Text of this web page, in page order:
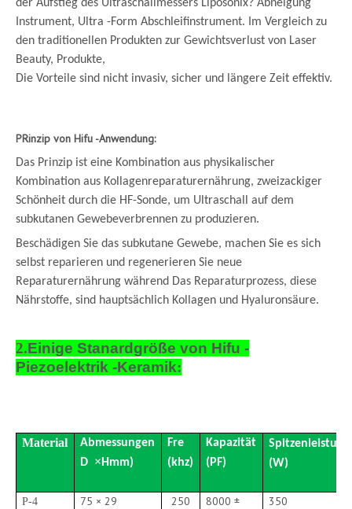
der Aufstieg des Ultraschallmessers Liposonix? Abneigung
Instrument, Ultra -Form Abschleifinstrument. Im Vergleich zu
den traditionellen Produkten zur Gewichtsverlust von Laser
Beauty, Produkte,
Die Vorteile sind nicht invasiv, sicher und längere Zeit effektiv.
PRinzip von Hifu -Anwendung:
Das Prinzip ist eine Kombination aus physikalischer
Kombination aus Kollagenreparaturernährung, zweizackiger
Schönheit durch die HF-Sonde, um Ultraschall auf dem
subkutanen Gewebeverbrennen zu produzieren.
Beschädigen Sie das subkutane Gewebe, machen Sie es sich
selbst reparieren und regenerieren Sie neue
Reparaturernährung während Das Reparaturprozess, diese
Nährstoffe, sind hauptsächlich Kollagen und Hyaluronsäure.
2.Einige Stanardgröße von Hifu -
Piezoelektrik -Keramik:
Material
Abmessungen
D ×Hmm)
Fre
(khz)
Kapazität
(PF)
Spitzenleistung
(W)
P-4 75 × 29 250
8000 ±
350